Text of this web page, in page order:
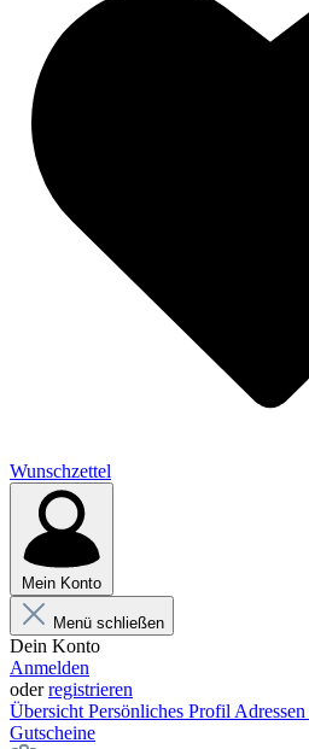
Wunschzettel
Mein Konto
Menü schließen
Dein Konto
Anmelden
oderregistrieren
Übersicht Persönliches Profil Adressen
Gutscheine